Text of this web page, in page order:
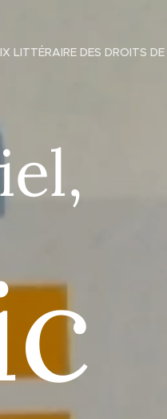
LITTÉRAIRE DES DROITS